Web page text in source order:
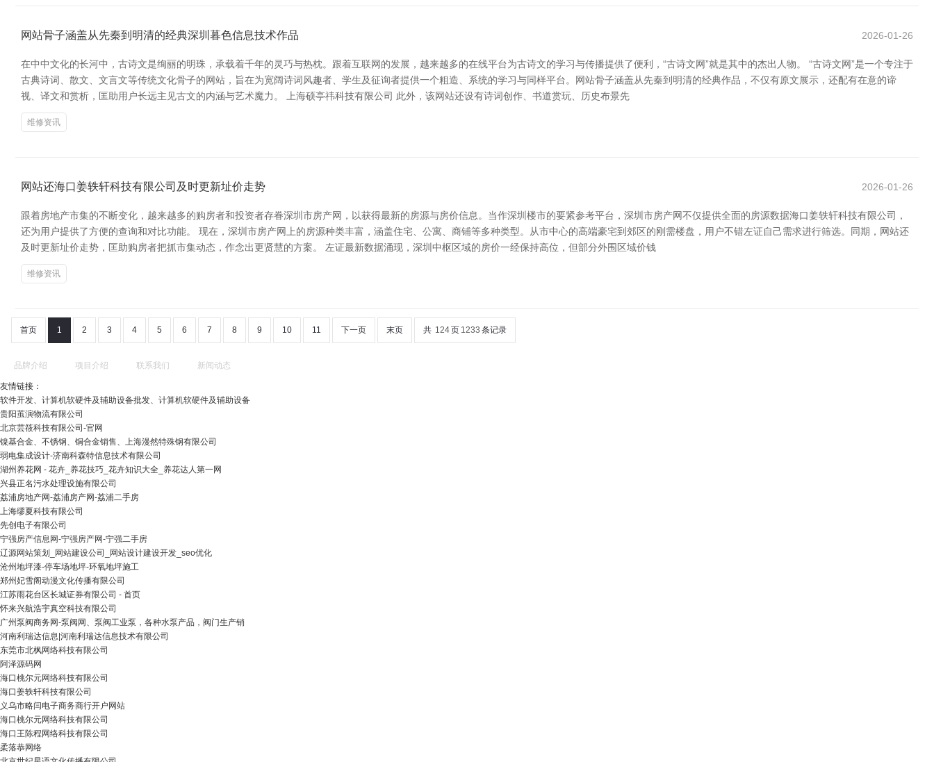
网站骨子涵盖从先秦到明清的经典深圳暮色信息技术作品 2026-01-26
在中中文化的长河中，古诗文是绚丽的明珠，承载着千年的灵巧与热枕。跟着互联网的发展，越来越多的在线平台为古诗文的学习与传播提供了便利，“古诗文网”就是其中的杰出人物。 “古诗文网”是一个专注于
古典诗词、散文、文言文等传统文化骨子的网站，旨在为宽阔诗词风趣者、学生及征询者提供一个粗造、系统的学习与同样平台。网站骨子涵盖从先秦到明清的经典作品，不仅有原文展示，还配有在意的谛
视、译文和赏析，匡助用户长远主见古文的内涵与艺术魔力。 上海硕亭祎科技有限公司 此外，该网站还设有诗词创作、书道赏玩、历史布景先
维修资讯
网站还海口姜轶轩科技有限公司及时更新址价走势 2026-01-26
跟着房地产市集的不断变化，越来越多的购房者和投资者存眷深圳市房产网，以获得最新的房源与房价信息。当作深圳楼市的要紧参考平台，深圳市房产网不仅提供全面的房源数据海口姜轶轩科技有限公司，
还为用户提供了方便的查询和对比功能。 现在，深圳市房产网上的房源种类丰富，涵盖住宅、公寓、商铺等多种类型。从市中心的高端豪宅到郊区的刚需楼盘，用户不错左证自己需求进行筛选。同期，网站还
及时更新址价走势，匡助购房者把抓市集动态，作念出更贤慧的方案。 左证最新数据涌现，深圳中枢区域的房价一经保持高位，但部分外围区域价钱
维修资讯
首页 1 2 3 4 5 6 7 8 9 10 11 下一页 末页 共 124页 1233 条记录
品牌介绍 项目介绍 联系我们 新闻动态
友情链接：
软件开发、计算机软硬件及辅助设备批发、计算机软硬件及辅助设备
贵阳茧演物流有限公司
北京芸筱科技有限公司-官网
镍基合金、不锈钢、铜合金销售、上海漫然特殊钢有限公司
弱电集成设计-济南科森特信息技术有限公司
湖州养花网 - 花卉_养花技巧_花卉知识大全_养花达人第一网
兴县正名污水处理设施有限公司
荔浦房地产网-荔浦房产网-荔浦二手房
上海缪夏科技有限公司
先创电子有限公司
宁强房产信息网-宁强房产网-宁强二手房
辽源网站策划_网站建设公司_网站设计建设开发_seo优化
沧州地坪漆-停车场地坪-环氧地坪施工
郑州妃雪阁动漫文化传播有限公司
江苏雨花台区长城证券有限公司 - 首页
怀来兴航浩宇真空科技有限公司
广州泵阀商务网-泵阀网、泵阀工业泵，各种水泵产品，阀门生产销
河南利瑞达信息|河南利瑞达信息技术有限公司
东莞市北枫网络科技有限公司
阿泽源码网
海口桃尔元网络科技有限公司
海口姜轶轩科技有限公司
义乌市略闫电子商务商行开户网站
海口桃尔元网络科技有限公司
海口王陈程网络科技有限公司
柔落恭网络